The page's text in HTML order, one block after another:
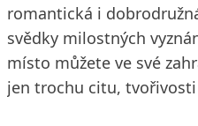
romantická i
svědky milostných
místo můžete ve své
jen trochu citu,